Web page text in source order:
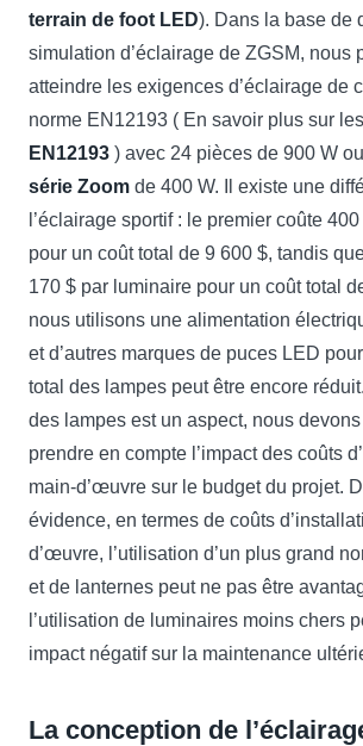
terrain de foot LED). Dans la base de
simulation d’éclairage de ZGSM, nous
atteindre les exigences d’éclairage de
norme EN12193 ( En savoir plus sur
EN12193 ) avec 24 pièces de 900 W
série Zoom de 400 W. Il existe une
l’éclairage sportif : le premier coûte
pour un coût total de 9 600 $, tandis
170 $ par luminaire pour un coût total
nous utilisons une alimentation
et d’autres marques de puces LED
total des lampes peut être encore
des lampes est un aspect, nous
prendre en compte l’impact des coûts
main-d’œuvre sur le budget du projet.
évidence, en termes de coûts
d’œuvre, l’utilisation d’un plus grand
et de lanternes peut ne pas être
l’utilisation de luminaires moins chers
impact négatif sur la maintenance
La conception de